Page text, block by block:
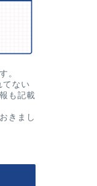
。
てない
も記載
きまし